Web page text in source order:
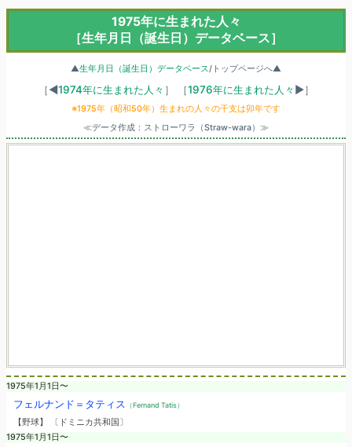
1975年に生まれた人々
［生年月日（誕生日）データベース］
▲生年月日（誕生日）データベース/トップページへ▲
［◀1974年に生まれた人々 ］ ［1976年に生まれた人々 ▶］
※1975年（昭和50年）生まれの人々の干支は卯年です
≪データ作成：ストローワラ（Straw-wara）≫
1975年1月1日〜
フェルナンド＝タティス （Fernand Tatis）
【野球】 〔ドミニカ共和国〕
1975年1月1日〜